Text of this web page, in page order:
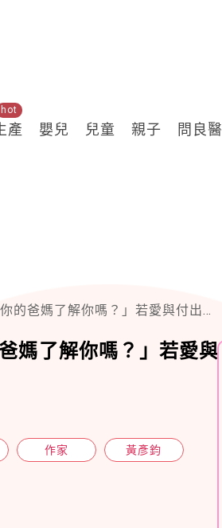
產
hot
嬰兒 兒童 親子 問良醫
愛與付出演變為情緒勒索，只會讓關係越來越遠
媽了解你嗎？」若愛與
作家 黃彥鈞